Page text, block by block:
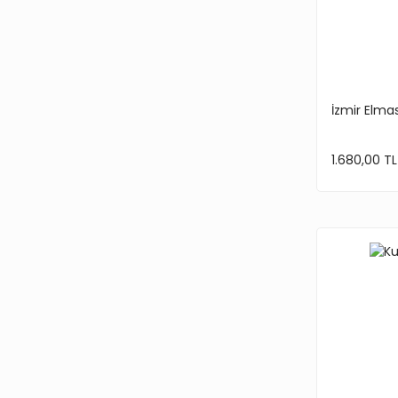
İzmir
1.680,00 TL